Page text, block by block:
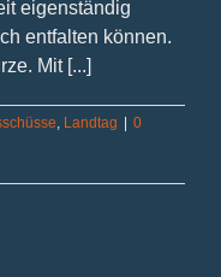
eigenständig
entfalten können.
Mit [...]
, Landtag
0